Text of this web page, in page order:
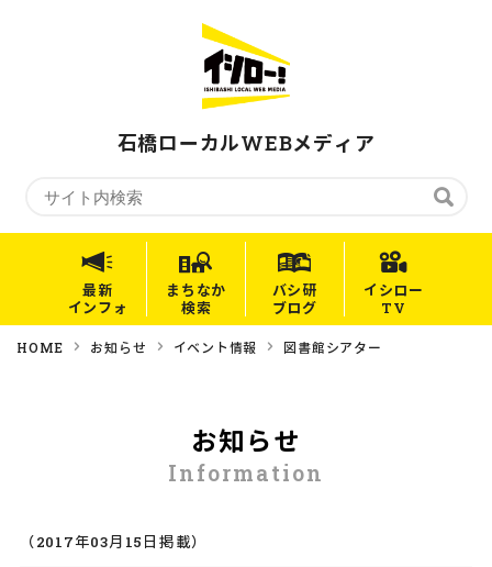
石橋ローカルWEBメディア
最新
インフォ
まちなか
検索
バシ研
ブログ
イシロー
TV
HOME お知らせ イベント情報 図書館シアター
お知らせ
Information
（2017年03月15日掲載）